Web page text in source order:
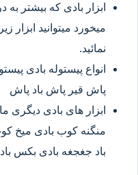
ابزار بادی که بیشتر
میخورد میتوانید
نمائید.
انواع پیستوله بادی
پاش قیر پاش باد پاش
ابزار های بادی دیگری
منگنه کوب بادی میخ
باد جغجغه بادی بکس